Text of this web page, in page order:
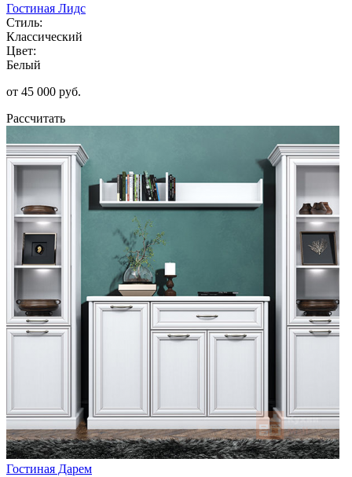
Гостиная Лидс
Стиль:
Классический
Цвет:
Белый
от 45 000 руб.
Рассчитать
Гостиная Дарем